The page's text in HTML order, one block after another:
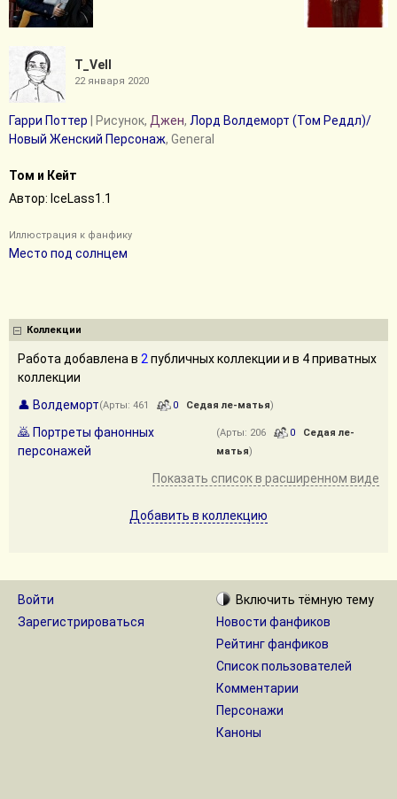
T_Vell
22 января 2020
Гарри Поттер | Рисунок, Джен, Лорд Волдеморт (Том Реддл)/
Новый Женский Персонаж, General
Том и Кейт
Автор: IceLass1.1
Иллюстрация к фанфику
Место под солнцем
Коллекции
Работа добавлена в 2 публичных коллекции и в 4 приватных
коллекции
👤 Волдеморт(Арты: 461 0 Седая ле-матья)
🙇 Портреты фанонных
персонажей
(Арты: 206 0
Седая ле-
матья)
Показать список в расширенном виде
Добавить в коллекцию
Войти
Зарегистрироваться
Включить тёмную тему
Новости фанфиков
Рейтинг фанфиков
Список пользователей
Комментарии
Персонажи
Каноны